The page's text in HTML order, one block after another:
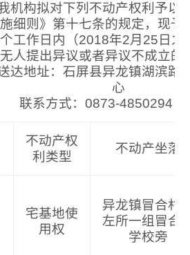
机构拟对下列不动产权利予以
细则》第十七条的规定，现
工作日内（2018年2月25日之
人提出异议或者异议不成立的
达地址：石屏县异龙镇湖滨路
心
联系方式：0873-
不动产权
利类型
不动产坐落
宅基地使
用权
异龙镇冒合村
左所一组冒合
学校旁